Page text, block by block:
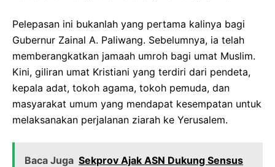
Pelepasan ini bukanlah yang pertama kalinya bagi
Gubernur Zainal A. Paliwang. Sebelumnya, ia telah
memberangkatkan jamaah umroh bagi umat Muslim.
Kini, giliran umat Kristiani yang terdiri dari pendeta,
kepala adat, tokoh agama, tokoh pemuda, dan
masyarakat umum yang mendapat kesempatan untuk
melaksanakan perjalanan ziarah ke Yerusalem.
Baca Juga Sekprov Ajak ASN Dukung Sensus